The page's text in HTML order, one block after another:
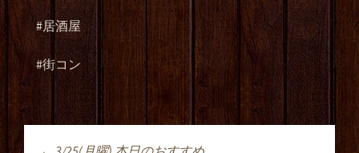
#居酒屋
#街コン